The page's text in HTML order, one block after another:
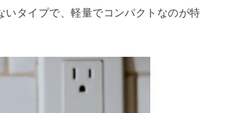
イントをご紹介します。
３ピンプラグ